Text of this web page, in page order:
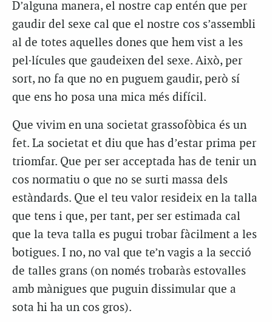
D’alguna manera, el nostre cap entén que per
gaudir del sexe cal que el nostre cos s’assembli
al de totes aquelles dones que hem vist a les
pel·lícules que gaudeixen del sexe. Això, per
sort, no fa que no en puguem gaudir, però sí
que ens ho posa una mica més difícil.
Que vivim en una societat grassofòbica és un
fet. La societat et diu que has d’estar prima per
triomfar. Que per ser acceptada has de tenir un
cos normatiu o que no se surti massa dels
estàndards. Que el teu valor resideix en la talla
que tens i que, per tant, per ser estimada cal
que la teva talla es pugui trobar fàcilment a les
botigues. I no, no val que te’n vagis a la secció
de talles grans (on només trobaràs estovalles
amb mànigues que puguin dissimular que a
sota hi ha un cos gros).